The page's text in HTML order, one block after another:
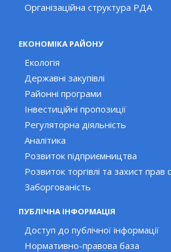
Організаційна структура РДА
ЕКОНОМІКА РАЙОНУ
Екологія
Державні закупівлі
Районні програми
Інвестиційні пропозиції
Регуляторна діяльність
Аналітика
Розвиток підприємництва
Розвиток торгівлі та захист прав
Заборгованість
ПУБЛІЧНА ІНФОРМАЦІЯ
Доступ до публічної інформації
Нормативно-правова база